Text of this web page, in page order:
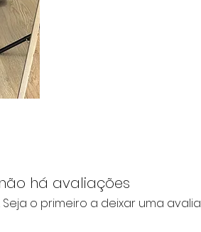
há avaliações
o primeiro a deixar uma